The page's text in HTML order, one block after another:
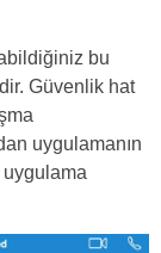
bu
Güvenlik hat
uygulamanın